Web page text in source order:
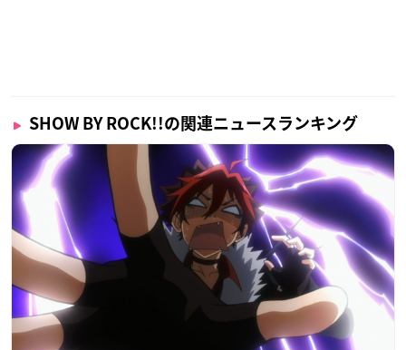
SHOW BY ROCK!!の関連ニュースランキング